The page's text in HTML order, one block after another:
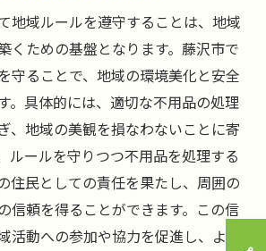
地域ルールを遵守することは、地域
くための基盤となります。藤沢市で
守ることで、地域の環境美化と安全
。具体的には、適切な不用品の処理
、地域の美観を損なわないことに寄
ルールを守りつつ不用品を処理する
住民としての責任を果たし、周囲の
信頼を得ることができます。この信
活動への参加や協力を促進し、より